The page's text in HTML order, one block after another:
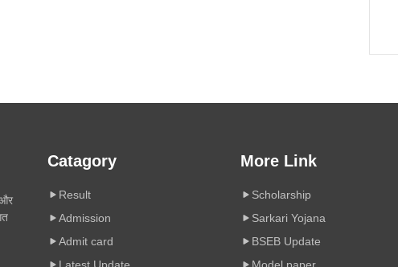
Catagory
Result
Admission
Admit card
Latest Update
More Link
Scholarship
Sarkari Yojana
BSEB Update
Model paper